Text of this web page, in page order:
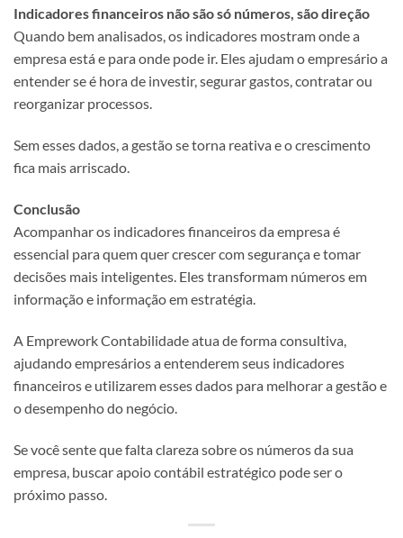
Indicadores financeiros não são só números, são direção
Quando bem analisados, os indicadores mostram onde a
empresa está e para onde pode ir. Eles ajudam o empresário a
entender se é hora de investir, segurar gastos, contratar ou
reorganizar processos.
Sem esses dados, a gestão se torna reativa e o crescimento
fica mais arriscado.
Conclusão
Acompanhar os indicadores financeiros da empresa é
essencial para quem quer crescer com segurança e tomar
decisões mais inteligentes. Eles transformam números em
informação e informação em estratégia.
A Emprework Contabilidade atua de forma consultiva,
ajudando empresários a entenderem seus indicadores
financeiros e utilizarem esses dados para melhorar a gestão e
o desempenho do negócio.
Se você sente que falta clareza sobre os números da sua
empresa, buscar apoio contábil estratégico pode ser o
próximo passo.